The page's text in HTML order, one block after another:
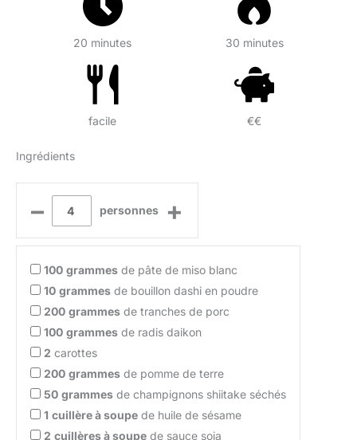
20 minutes 30 minutes
facile €€
Ingrédients
– personnes +
100 grammes de pâte de miso blanc
10 grammes de bouillon dashi en poudre
200 grammes de tranches de porc
100 grammes de radis daikon
2 carottes
200 grammes de pomme de terre
50 grammes de champignons shiitake séchés
1 cuillère à soupe de huile de sésame
2 cuillères à soupe de sauce soja